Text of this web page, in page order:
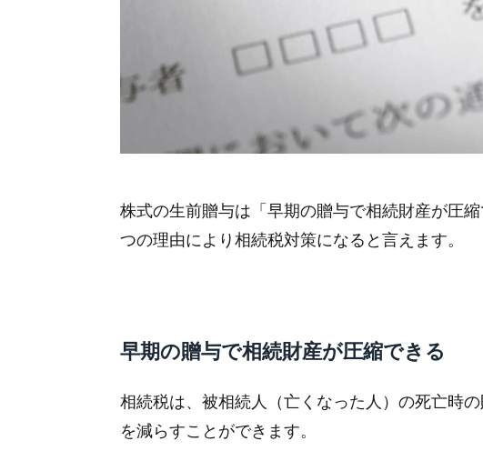
株式の生前贈与は「早期の贈与で相続財産が圧
つの理由により相続税対策になると言えます。
早期の贈与で相続財産が圧縮できる
相続税は、被相続人（亡くなった人）の死亡時
を減らすことができます。